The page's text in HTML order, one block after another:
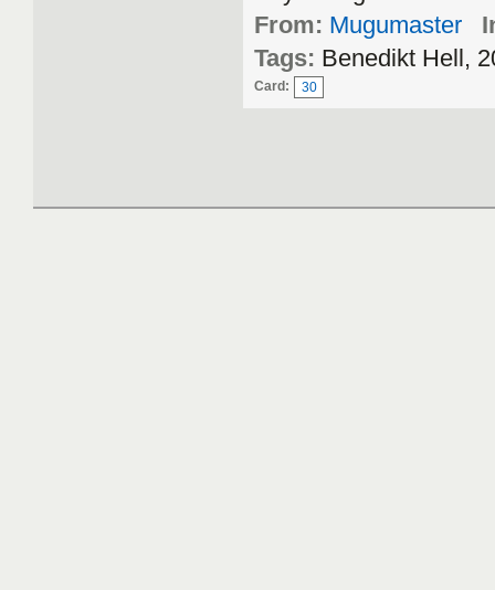
From: Mugumaster
Tags: Benedikt Hell,
Card: 30